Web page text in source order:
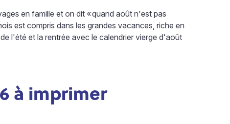
en famille et on dit «quand août n'est pas
est compris dans les grandes vacances, riche en
l'été et la rentrée avec le calendrier vierge d'août
à imprimer